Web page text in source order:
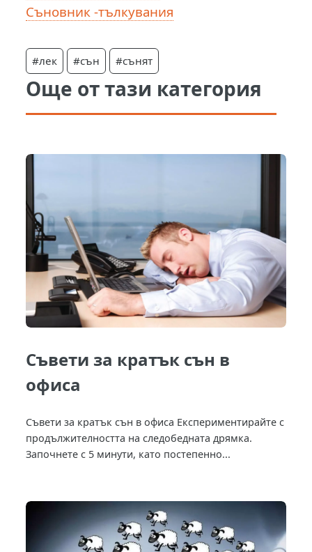
Съновник -тълкувания
#лек #сън #сънят
Още от тази категория
Съвети за кратък сън в
офиса
Съвети за кратък сън в офиса Експериментирайте с
продължителността на следобедната дрямка.
Започнете с 5 минути, като постепенно...